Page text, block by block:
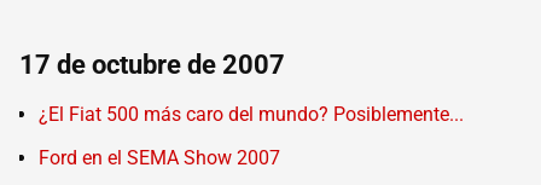
17 de octubre de 2007
¿El Fiat 500 más caro del mundo? Posiblemente...
Ford en el SEMA Show 2007